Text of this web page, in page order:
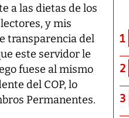
a las dietas de los
y mis
transparencia del
este servidor le
fuese al mismo
del COP, lo
Permanentes.
1
2
3